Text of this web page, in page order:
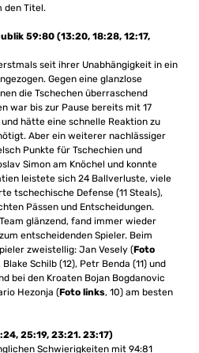
den Titel.
59:80 (13:20, 18:28, 12:17,
seit ihrer Unabhängigkeit in ein
Gegen eine glanzlose
die Tschechen überraschend
war bis zur Pause bereits mit 17
hätte eine schnelle Reaktion zu
Aber ein weiterer nachlässiger
Punkte für Tschechien und
Simon am Knöchel und konnte
leistete sich 24 Ballverluste, viele
tschechische Defense (11 Steals),
Pässen und Entscheidungen.
glänzend, fand immer wieder
entscheidenden Spieler. Beim
zweistellig: Jan Vesely (Foto
Schilb (12), Petr Benda (11) und
bei den Kroaten Bojan Bogdanovic
Hezonja (Foto links, 10) am besten
25:19, 23:21. 23:17)
Schwierigkeiten mit 94:81